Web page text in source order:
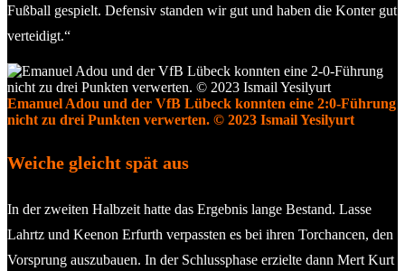
Fußball gespielt. Defensiv standen wir gut und haben die Konter gut
verteidigt.“
Emanuel Adou und der VfB Lübeck konnten eine 2:0-Führung
nicht zu drei Punkten verwerten. © 2023 Ismail Yesilyurt
Weiche gleicht spät aus
In der zweiten Halbzeit hatte das Ergebnis lange Bestand. Lasse
Lahrtz und Keenon Erfurth verpassten es bei ihren Torchancen, den
Vorsprung auszubauen. In der Schlussphase erzielte dann Mert Kurt